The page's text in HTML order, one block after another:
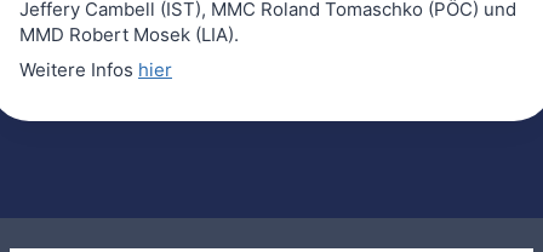
Jeffery Cambell (IST), MMC Roland Tomaschko (PÖC) und
MMD Robert Mosek (LIA).
Weitere Infos hier